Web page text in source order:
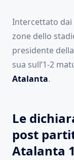
Intercettato
zone dello
presidente
sua sull’1-2
Atalanta.
Le
post
Atalanta